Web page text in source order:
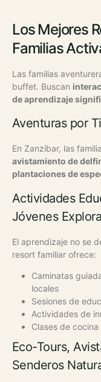
Los Mejores
Familias
Las familias
buffet. Buscan
de aprendizaje
Aventuras por
En Zanzíbar, las
avistamiento de
plantaciones de
Actividades
Jóvenes
El aprendizaje no se
resort familiar ofrece:
Caminatas
locales
Sesiones de
Actividades de
Clases de
Eco-Tours,
Senderos